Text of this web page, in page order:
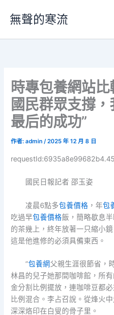
要
無聲的寒流
時專包養網站
國民群眾支撐
最后的成功”
作者:admin/2025 年 12 月 8 日
國民日報記者 邵玉姿
凌晨6點多包養價格 ，年包
吃過早包養價格飯，簡略歇息
的茶幾上，終年放著一只縮小
這是他進修的必須具備東西。
“包養網父親生涯很節省，
林昌的兒子她那間咖啡館，所
金分割比例擺放，連咖啡豆都
比例混合。李占召說。從烽火
深深烙印在白叟的骨子里。